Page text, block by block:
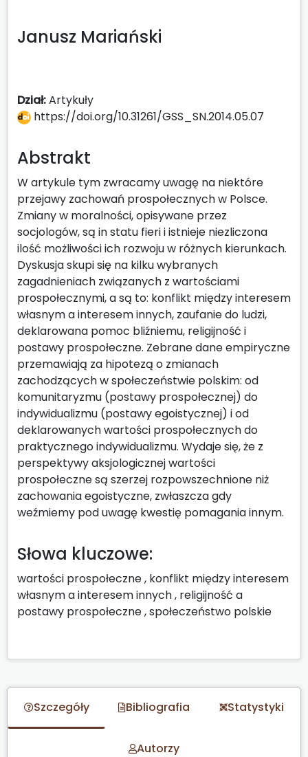
Janusz Mariański
Dział:Artykuły
https://doi.org/10.31261/GSS_SN.2014.05.07
Abstrakt
W artykule tym zwracamy uwagę na niektóre
przejawy zachowań prospołecznych w Polsce.
Zmiany w moralności, opisywane przez
socjologów, są in statu fieri i istnieje niezliczona
ilość możliwości ich rozwoju w różnych kierunkach.
Dyskusja skupi się na kilku wybranych
zagadnieniach związanych z wartościami
prospołecznymi, a są to: konflikt między interesem
własnym a interesem innych, zaufanie do ludzi,
deklarowana pomoc bliźniemu, religijność i
postawy prospołeczne. Zebrane dane empiryczne
przemawiają za hipotezą o zmianach
zachodzących w społeczeństwie polskim: od
komunitaryzmu (postawy prospołecznej) do
indywidualizmu (postawy egoistycznej) i od
deklarowanych wartości prospołecznych do
praktycznego indywidualizmu. Wydaje się, że z
perspektywy aksjologicznej wartości
prospołeczne są szerzej rozpowszechnione niż
zachowania egoistyczne, zwłaszcza gdy
weźmiemy pod uwagę kwestię pomagania innym.
Słowa kluczowe:
wartości prospołeczne, konflikt między interesem
własnym a interesem innych, religijność a
postawy prospołeczne,społeczeństwo polskie
Szczegóły Bibliografia Statystyki
Autorzy